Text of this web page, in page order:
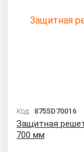
Код: 8755D70016
Защитная
700 мм